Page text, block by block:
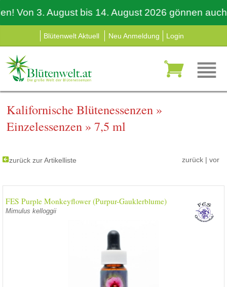
3. August bis 14. August 2026 gönnen auch
Blütenwelt Aktuell Neu Anmeldung Login
Kalifornische Blütenessenzen »
Einzelessenzen » 7,5 ml
zurück zur Artikelliste zurück | vor
FES Purple Monkeyflower (Purpur-Gauklerblume)
Mimulus kelloggii